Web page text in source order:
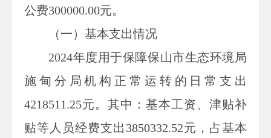
公费300000.00元。
（一）基本支出情况
2024年度用于保障保山市生态环境局
施甸分局机构正常运转的日常支出
4218511.25元。其中：基本工资、津贴补
贴等人员经费支出 3850332.52元，占基本